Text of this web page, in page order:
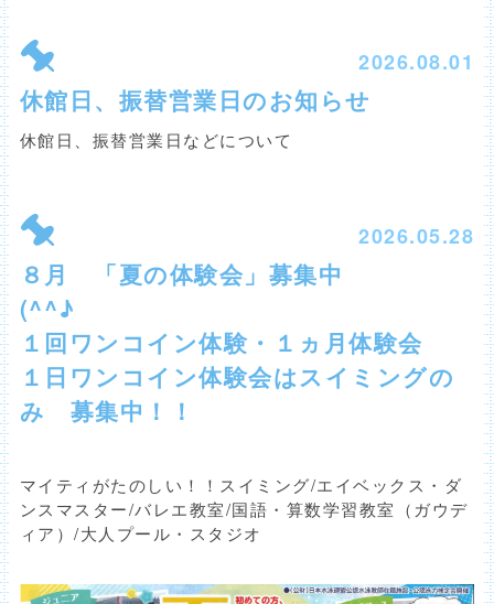
2026.08.01
休館日、振替営業日のお知らせ
休館日、振替営業日などについて
2026.05.28
８月 「夏の体験会」募集中
１回ワンコイン体験・１ヵ月体験会
１日ワンコイン体験会はスイミングの
み 募集中！！
マイティがたのしい！！スイミング/エイベックス・ダ
ンスマスター/バレエ教室/国語・算数学習教室（ガウデ
ィア）/大人プール・スタジオ